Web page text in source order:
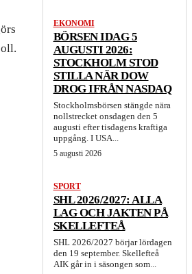
EKONOMI
BÖRSEN IDAG 5
AUGUSTI 2026:
STOCKHOLM STOD
STILLA NÄR DOW
DROG IFRÅN NASDAQ
Stockholmsbörsen stängde nära
nollstrecket onsdagen den 5
augusti efter tisdagens kraftiga
uppgång. I USA...
5 augusti 2026
SPORT
SHL 2026/2027: ALLA
LAG OCH JAKTEN PÅ
SKELLEFTEÅ
SHL 2026/2027 börjar lördagen
den 19 september. Skellefteå
AIK går in i säsongen som...